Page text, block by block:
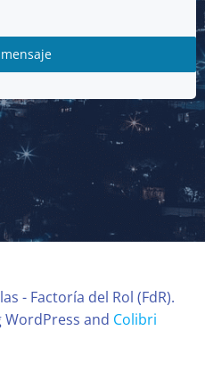
- Factoría del Rol (FdR).
and Colibri